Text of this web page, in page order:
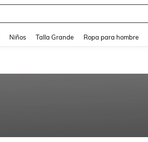
Niños Talla Grande Ropa para hombre